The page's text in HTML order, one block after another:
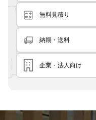
無料見積り
納期・送料
企業・法人向け